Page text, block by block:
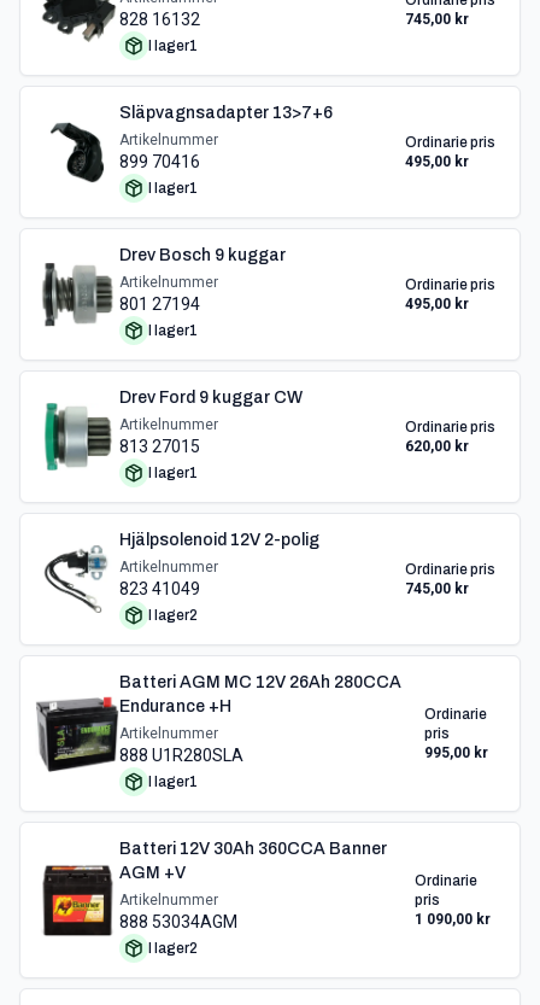
828 16132
I lager1
745,00 kr
Släpvagnsadapter 13>7+6
Artikelnummer
899 70416
I lager1
Ordinarie pris
495,00 kr
Drev Bosch 9 kuggar
Artikelnummer
801 27194
I lager1
Ordinarie pris
495,00 kr
Drev Ford 9 kuggar CW
Artikelnummer
813 27015
I lager1
Ordinarie pris
620,00 kr
Hjälpsolenoid 12V 2-polig
Artikelnummer
823 41049
I lager2
Ordinarie pris
745,00 kr
Batteri AGM MC 12V 26Ah 280CCA
Endurance +H
Artikelnummer
888 U1R280SLA
I lager1
Ordinarie
pris
995,00 kr
Batteri 12V 30Ah 360CCA Banner
AGM +V
Artikelnummer
888 53034AGM
I lager2
Ordinarie
pris
1 090,00 kr